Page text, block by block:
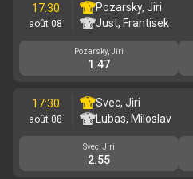
17:30
août 08
Pozarsky, Jiri
Just, Frantisek
Pozarsky, Jiri
1.47
17:30
août 08
Svec, Jiri
Lubas, Miloslav
Svec, Jiri
2.55